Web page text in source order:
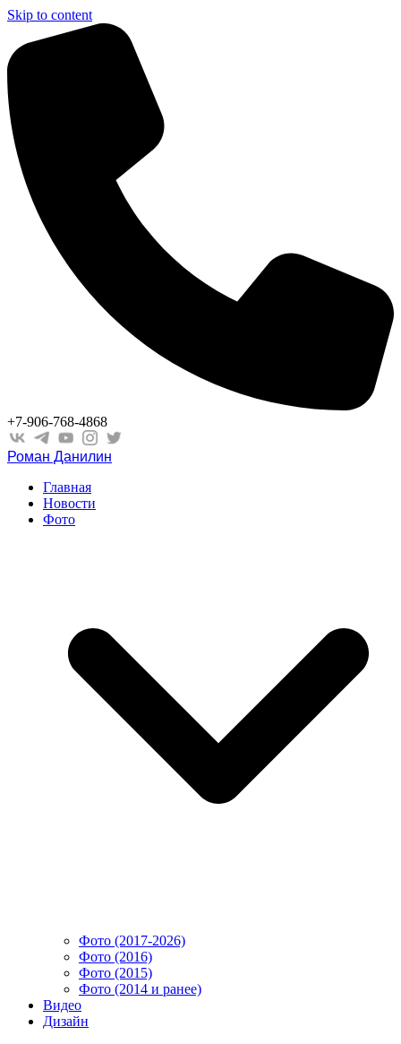
Skip to content
+7-906-768-4868
Роман Данилин
Главная
Новости
Фото
Фото (2017-2026)
Фото (2016)
Фото (2015)
Фото (2014 и ранее)
Видео
Дизайн